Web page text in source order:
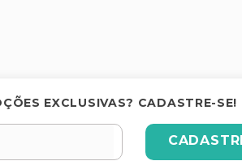
EXCLUSIVAS? CADASTRE-SE!